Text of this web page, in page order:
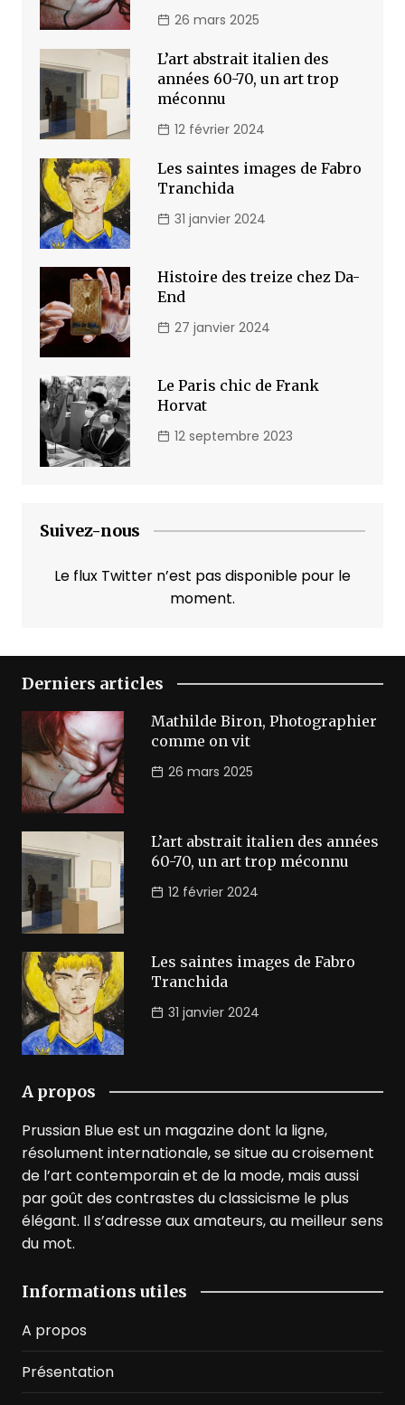
26 mars 2025
L’art abstrait italien des
années 60-70, un art trop
méconnu
12 février 2024
Les saintes images de Fabro
Tranchida
31 janvier 2024
Histoire des treize chez Da-
End
27 janvier 2024
Le Paris chic de Frank
Horvat
12 septembre 2023
Suivez-nous
Le flux Twitter n’est pas disponible pour le
moment.
Derniers articles
Mathilde Biron, Photographier
comme on vit
26 mars 2025
L’art abstrait italien des années
60-70, un art trop méconnu
12 février 2024
Les saintes images de Fabro
Tranchida
31 janvier 2024
A propos
Prussian Blue est un magazine dont la ligne,
résolument internationale, se situe au croisement
de l’art contemporain et de la mode, mais aussi
par goût des contrastes du classicisme le plus
élégant. Il s’adresse aux amateurs, au meilleur sens
du mot.
Informations utiles
A propos
Présentation